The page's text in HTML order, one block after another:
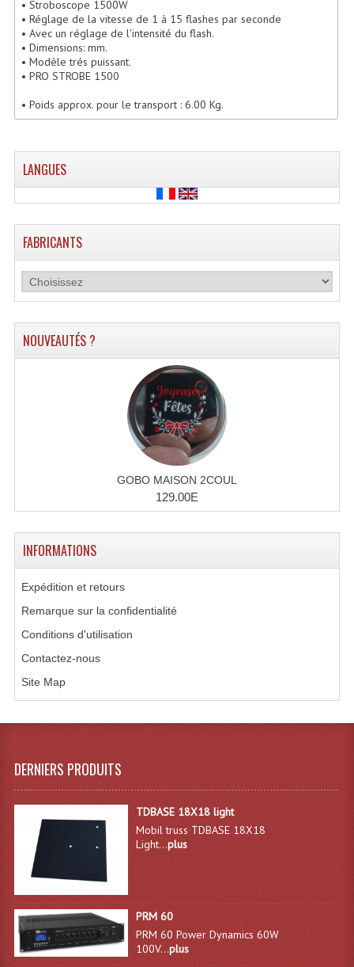
Haut-Parleurs Moteurs Tweeters Filtres
Haut-Parleurs Amplis Guitare
Tweeters Pour Enceintes
Lecteurs Audio & Sources
Lecteurs Cd À Plats
Lecteurs Cd À Plats Lecteur MP3
Lecteurs Double Cd Mixage Intégrée
Lecteurs Double Cd MP3
Lecteurs Lasers Simple Et Mp3 (rack 19")
Minidisc
Microphones Scène Et Studio
Micro Sans Fil HF VHF 200MHZ
Micro Sans Fil HF UHF 800MHZ
Multi-Effets, Reverbes Etc...
Peripheriques Traitements Et Accessoires
• Stroboscope 1500W
• Réglage de la vitesse de 1 à 15 flashes par seconde
• Avec un réglage de l'intensité du flash.
• Dimensions: mm.
• Modèle trés puissant.
• PRO STROBE 1500
• Poids approx. pour le transport : 6.00 Kg.
LANGUES
FABRICANTS
NOUVEAUTÉS ?
GOBO MAISON 2COUL
129.00E
INFORMATIONS
Expédition et retours
Remarque sur la confidentialité
Conditions d'utilisation
Contactez-nous
Site Map
DERNIERS PRODUITS
TDBASE 18X18 light
Mobil truss TDBASE 18X18
Light...plus
PRM 60
PRM 60 Power Dynamics 60W
100V...plus